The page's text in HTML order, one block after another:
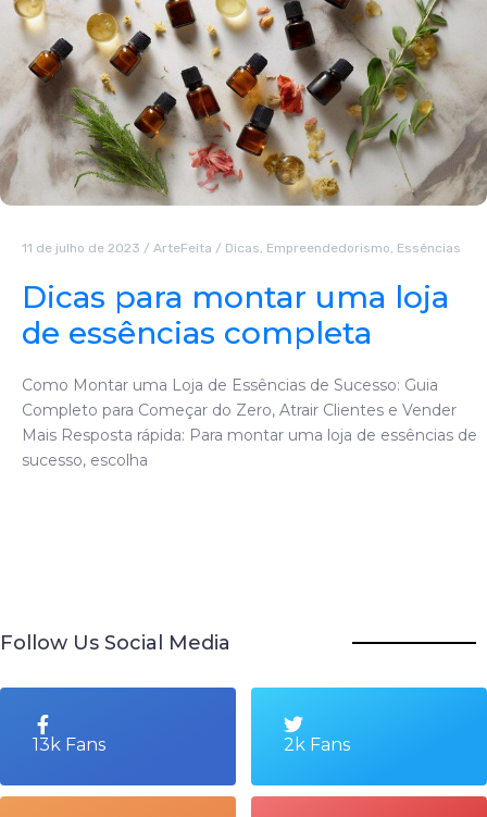
11 de julho de 2023 / ArteFeita / Dicas, Empreendedorismo, Essências
Dicas para montar uma loja
de essências completa
Como Montar uma Loja de Essências de Sucesso: Guia
Completo para Começar do Zero, Atrair Clientes e Vender
Mais Resposta rápida: Para montar uma loja de essências de
sucesso, escolha
Follow Us Social Media
13k Fans 2k Fans